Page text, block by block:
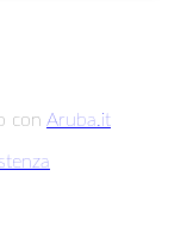
con Aruba.it